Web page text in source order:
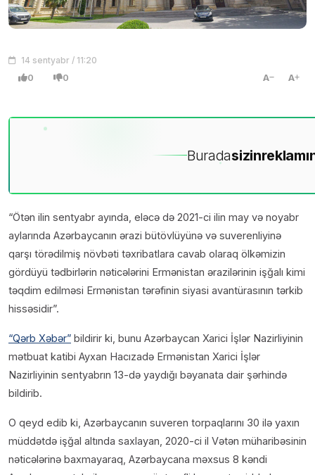
14 sentyabr / 11:20
0 0 A A
Buradasizin
“Ötən ilin sentyabr ayında, eləcə də 2021-ci ilin may və noyabr
aylarında Azərbaycanın ərazi bütövlüyünə və suverenliyinə
qarşı törədilmiş növbəti təxribatlara cavab olaraq ölkəmizin
gördüyü tədbirlərin nəticələrini Ermənistan ərazilərinin işğalı kimi
təqdim edilməsi Ermənistan tərəfinin siyasi avantürasının tərkib
hissəsidir”.
“Qərb Xəbər” bildirir ki, bunu Azərbaycan Xarici İşlər Nazirliyinin
mətbuat katibi Ayxan Hacızadə Ermənistan Xarici İşlər
Nazirliyinin sentyabrın 13-də yaydığı bəyanata dair şərhində
bildirib.
O qeyd edib ki, Azərbaycanın suveren torpaqlarını 30 ilə yaxın
müddətdə işğal altında saxlayan, 2020-ci il Vətən müharibəsinin
nəticələrinə baxmayaraq, Azərbaycana məxsus 8 kəndi